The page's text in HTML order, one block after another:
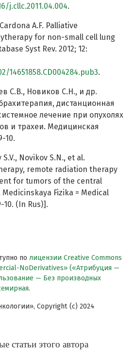
j.cllc.2011.04.004.
A.F. Palliative
for non-small cell lung
Syst Rev. 2012; 12:
14651858.CD004284.pub3.
С.В., Новиков С.Н., и др.
дистанционная
лечение при опухолях
и трахеи. Медицинская
10.
Novikov S.N., et al.
remote radiation therapy
for tumors of the central
Fizika = Medical
10. (In Rus)].
по лицензии Creative Commons
NoDerivatives» («Атрибуция —
— Без производных
.
Copyright (c) 2024
статьи этого автора